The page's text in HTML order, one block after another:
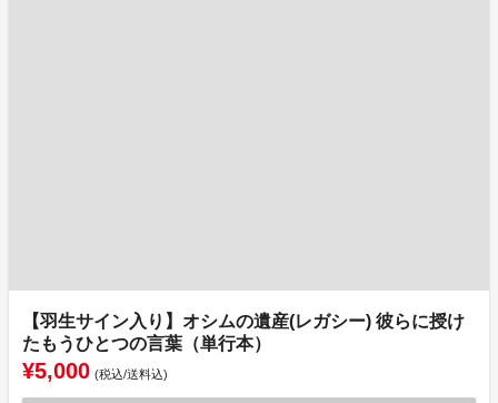
【羽生サイン入り】オシムの遺産(レガシー) 彼らに授け
たもうひとつの言葉（単行本）
¥5,000 (税込/送料込)